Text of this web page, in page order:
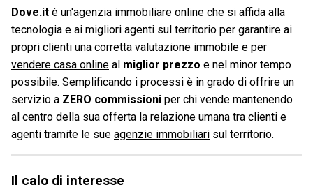
Dove.it è un'agenzia immobiliare online che si affida alla
tecnologia e ai migliori agenti sul territorio per garantire ai
propri clienti una corretta valutazione immobile e per
vendere casa online al miglior prezzo e nel minor tempo
possibile. Semplificando i processi è in grado di offrire un
servizio a ZERO commissioni per chi vende mantenendo
al centro della sua offerta la relazione umana tra clienti e
agenti tramite le sue agenzie immobiliari sul territorio.
Il calo di interesse